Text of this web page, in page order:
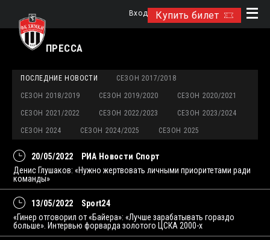
Купить билет
Вход
ПРЕССА
ПОСЛЕДНИЕ НОВОСТИ СЕЗОН 2017/2018
СЕЗОН 2018/2019 СЕЗОН 2019/2020 СЕЗОН 2020/2021
СЕЗОН 2021/2022 СЕЗОН 2022/2023 СЕЗОН 2023/2024
СЕЗОН 2024 СЕЗОН 2024/2025 СЕЗОН 2025
20/05/2022
РИА Новости Спорт
Денис Глушаков: «Нужно жертвовать личными приоритетами ради
команды»
13/05/2022
Sport24
«Гинер отговорил от «Байера»: «Лучше зарабатывать гораздо
больше». Интервью форварда золотого ЦСКА 2000-х